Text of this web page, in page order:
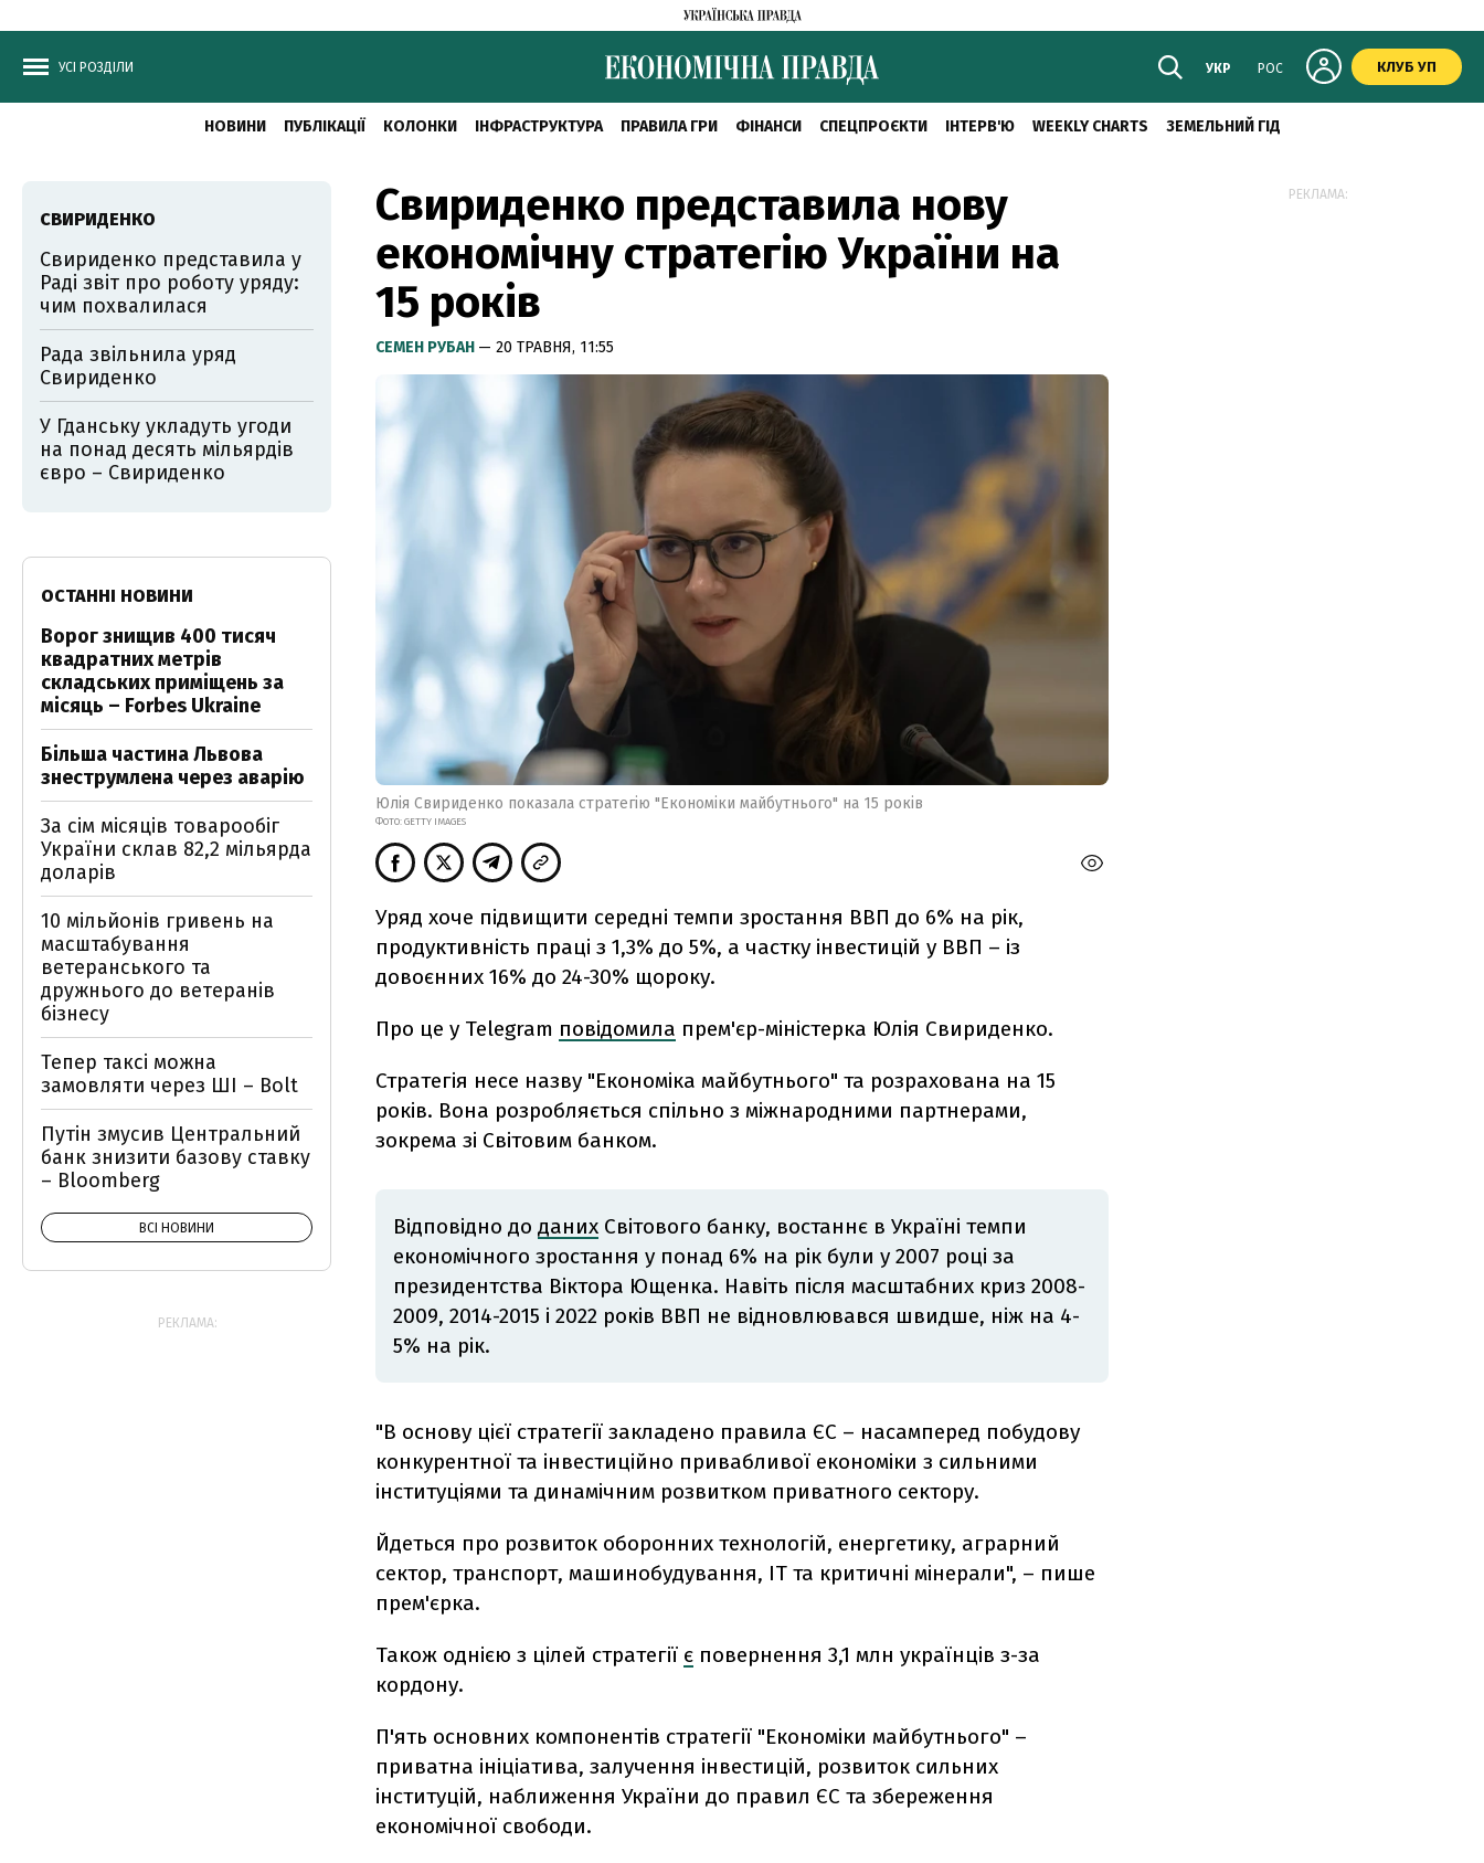
УСІ РОЗДІЛИ УКР РОС КЛУБ УП
НОВИНИ ПУБЛІКАЦІЇ КОЛОНКИ ІНФРАСТРУКТУРА ПРАВИЛА ГРИ ФІНАНСИ СПЕЦПРОЄКТИ ІНТЕРВ'Ю WEEKLY CHARTS ЗЕМЕЛЬНИЙ ГІД
Свириденко представила нову
економічну стратегію України на
15 років
СЕМЕН РУБАН — 20 ТРАВНЯ, 11:55
Юлія Свириденко показала стратегію "Економіки майбутнього" на 15 років
ФОТО: GETTY IMAGES
Уряд хоче підвищити середні темпи зростання ВВП до 6% на рік,
продуктивність праці з 1,3% до 5%, а частку інвестицій у ВВП – із
довоєнних 16% до 24-30% щороку.
Про це у Telegram повідомила прем'єр-міністерка Юлія Свириденко.
Стратегія несе назву "Економіка майбутнього" та розрахована на 15
років. Вона розробляється спільно з міжнародними партнерами,
зокрема зі Світовим банком.
Відповідно до даних Світового банку, востаннє в Україні темпи
економічного зростання у понад 6% на рік були у 2007 році за
президентства Віктора Ющенка. Навіть після масштабних криз 2008-
2009, 2014-2015 і 2022 років ВВП не відновлювався швидше, ніж на 4-
5% на рік.
"В основу цієї стратегії закладено правила ЄС – насамперед побудову
конкурентної та інвестиційно привабливої економіки з сильними
інституціями та динамічним розвитком приватного сектору.
Йдеться про розвиток оборонних технологій, енергетику, аграрний
сектор, транспорт, машинобудування, ІТ та критичні мінерали", – пише
прем'єрка.
Також однією з цілей стратегії є повернення 3,1 млн українців з-за
кордону.
П'ять основних компонентів стратегії "Економіки майбутнього" –
приватна ініціатива, залучення інвестицій, розвиток сильних
інституцій, наближення України до правил ЄС та збереження
економічної свободи.
СВИРИДЕНКО
Свириденко представила у
Раді звіт про роботу уряду:
чим похвалилася
Рада звільнила уряд
Свириденко
У Гданську укладуть угоди
на понад десять мільярдів
євро – Свириденко
ОСТАННІ НОВИНИ
Ворог знищив 400 тисяч
квадратних метрів
складських приміщень за
місяць – Forbes Ukraine
Більша частина Львова
знеструмлена через аварію
За сім місяців товарообіг
України склав 82,2 мільярда
доларів
10 мільйонів гривень на
масштабування
ветеранського та
дружнього до ветеранів
бізнесу
Тепер таксі можна
замовляти через ШІ – Bolt
Путін змусив Центральний
банк знизити базову ставку
– Bloomberg
ВСІ НОВИНИ
РЕКЛАМА:
РЕКЛАМА: